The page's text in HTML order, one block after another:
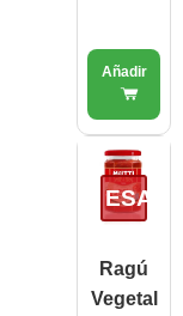
Ragú
Vegetal